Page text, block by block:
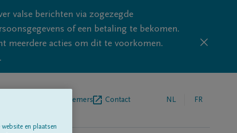
valse berichten via zogezegde
of een betaling te bekomen.
meerdere acties om dit te voorkomen.
Begrafenisondernemers Contact NL FR
en plaatsen